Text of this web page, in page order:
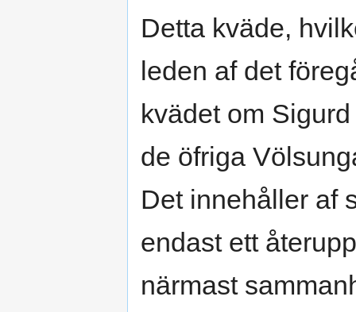
Detta kväde,
leden af det
kvädet om
de öfriga
Det innehåller af
endast ett
närmast